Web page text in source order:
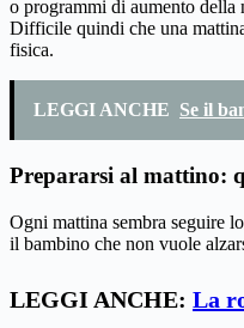
o programmi di aumento della
Difficile quindi che una
fisica.
LEGGI ANCHE Se il
Prepararsi al mattino:
Ogni mattina sembra seguire
il bambino che non vuole
LEGGI ANCHE: La